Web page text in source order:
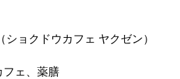
ョクドウカフェ ヤクゼン）
フェ、薬膳